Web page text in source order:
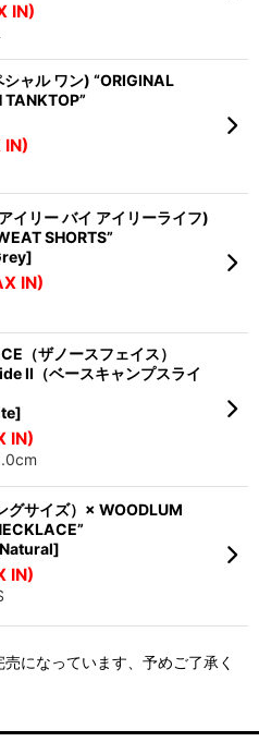
IN)
ャル ワン) “ORIGINAL
イリー バイ アイリーライフ)
SHORTS”
IN)
（ザノースフェイス）
II（ベースキャンプスライ
IN)
グサイズ）× WOODLUM
IN)
になっています、予めご了承く